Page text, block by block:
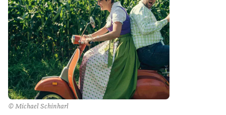
© Michael Schinharl